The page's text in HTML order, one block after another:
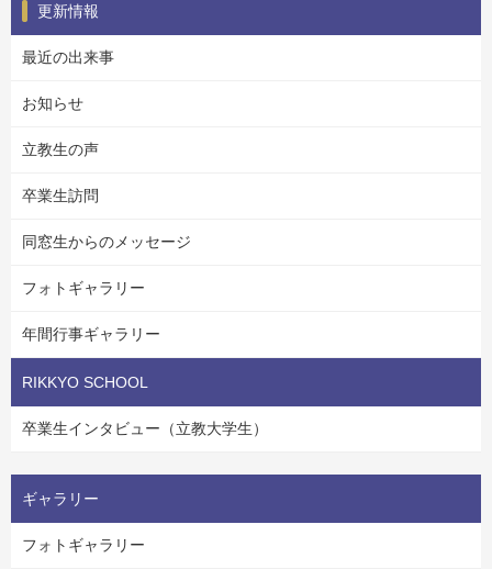
更新情報
最近の出来事
お知らせ
立教生の声
卒業生訪問
同窓生からのメッセージ
フォトギャラリー
年間行事ギャラリー
RIKKYO SCHOOL
卒業生インタビュー（立教大学生）
ギャラリー
フォトギャラリー